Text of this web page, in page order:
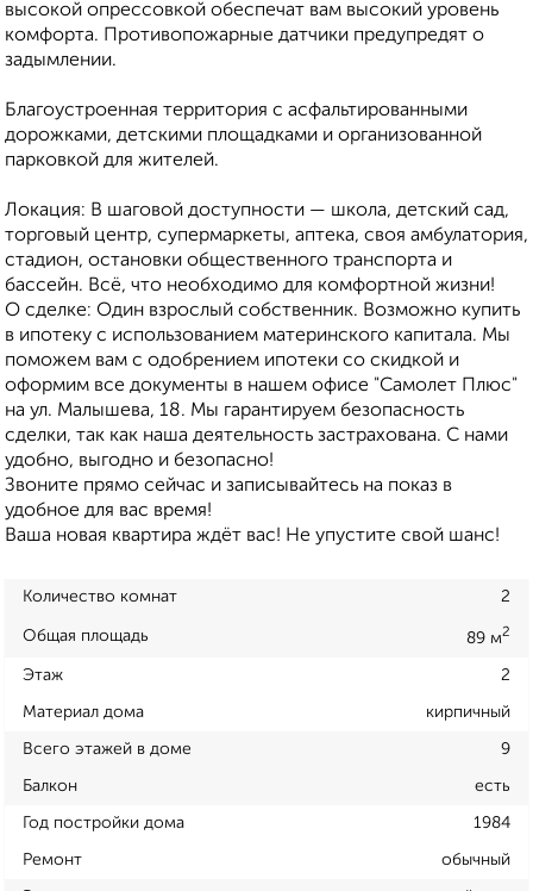
высокой опрессовкой обеспечат вам высокий уровень
комфорта. Противопожарные датчики предупредят о
задымлении.
Благоустроенная территория с асфальтированными
дорожками, детскими площадками и организованной
парковкой для жителей.
Локация: В шаговой доступности — школа, детский сад,
торговый центр, супермаркеты, аптека, своя амбулатория,
стадион, остановки общественного транспорта и
бассейн. Всё, что необходимо для комфортной жизни!
О сделке: Один взрослый собственник. Возможно купить
в ипотеку с использованием материнского капитала. Мы
поможем вам с одобрением ипотеки со скидкой и
оформим все документы в нашем офисе "Самолет Плюс"
на ул. Малышева, 18. Мы гарантируем безопасность
сделки, так как наша деятельность застрахована. С нами
удобно, выгодно и безопасно!
Звоните прямо сейчас и записывайтесь на показ в
удобное для вас время!
Ваша новая квартира ждёт вас! Не упустите свой шанс!
Количество комнат 2
Общая площадь 89 м2
Этаж 2
Материал дома кирпичный
Всего этажей в доме 9
Балкон есть
Год постройки дома 1984
Ремонт обычный